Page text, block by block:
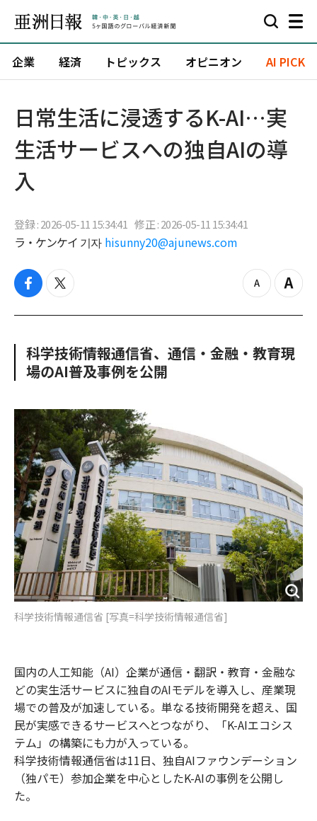
企業 経済 トピックス オピニオン AI PICK
日常生活に浸透するK-AI…実
生活サービスへの独自AIの導
入
登録 : 2026-05-11 15:34:41 修正 : 2026-05-11 15:34:41
ラ・ケンケイ 기자 hisunny20@ajunews.com
f
c
o
o
t
i
e
r
z
o
u
Z
o
n
科学技術情報通信省、通信・金融・教育現
場のAI普及事例を公開
科学技術情報通信省 [写真=科学技術情報通信省]
国内の人工知能（AI）企業が通信・翻訳・教育・金融な
どの実生活サービスに独自のAIモデルを導入し、産業現
場での普及が加速している。単なる技術開発を超え、国
民が実感できるサービスへとつながり、「K-AIエコシス
テム」の構築にも力が入っている。
科学技術情報通信省は11日、独自AIファウンデーション
（独パモ）参加企業を中心としたK-AIの事例を公開し
た。